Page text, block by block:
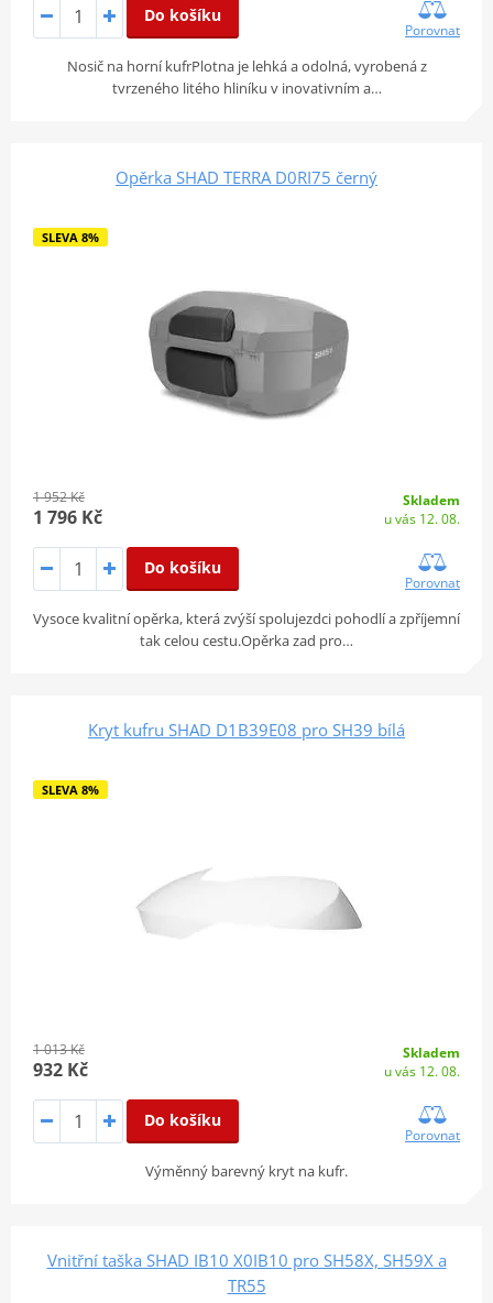
Do košíku
Porovnat
Nosič na horní kufrPlotna je lehká a odolná, vyrobená z
tvrzeného litého hliníku v inovativním a…
Opěrka SHAD TERRA D0RI75 černý
SLEVA 8%
1 952 Kč
1 796 Kč
Skladem
u vás 12. 08.
Do košíku
Porovnat
Vysoce kvalitní opěrka, která zvýší spolujezdci pohodlí a zpříjemní
tak celou cestu.Opěrka zad pro…
Kryt kufru SHAD D1B39E08 pro SH39 bílá
SLEVA 8%
1 013 Kč
932 Kč
Skladem
u vás 12. 08.
Do košíku
Porovnat
Výměnný barevný kryt na kufr.
Vnitřní taška SHAD IB10 X0IB10 pro SH58X, SH59X a
TR55